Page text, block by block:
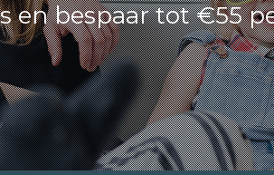
en bespaar tot €55